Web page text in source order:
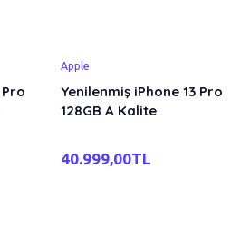
Apple
Yenilenmiş iPhone 13 Pro
128GB A Kalite
40.999,00TL